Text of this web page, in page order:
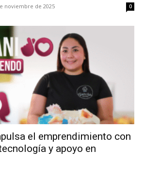
noviembre de 2025 0
el emprendimiento con
y apoyo en